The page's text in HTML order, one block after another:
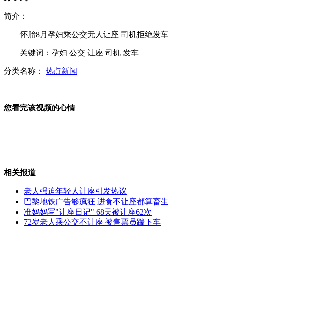
牛莉透露收到央视春晚邀请 将搭档郭冬临
菜刀从天而降砍伤过路孕妇
厦大爬树课开课 期末考试要求能爬10米大树
董洁潘粤明被曝已分手
女孩北京地铁殴打老人 痛下狠手拳打脚踢
无痛分娩是否安全 医生回应
简介：
怀胎8月孕妇乘公交无人让座 司机拒绝发车
关键词：孕妇 公交 让座 司机 发车
分类名称： 热点新闻
您看完该视频的心情
相关报道
老人强迫年轻人让座引发热议
巴黎地铁广告够疯狂 进食不让座都算畜生
准妈妈写"让座日记" 68天被让座62次
72岁老人乘公交不让座 被售票员踹下车